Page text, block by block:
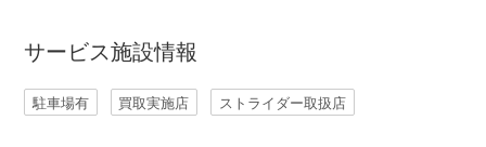
サービス施設情報
駐車場有 買取実施店 ストライダー取扱店